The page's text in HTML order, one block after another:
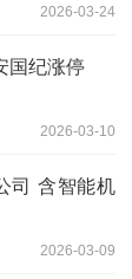
2026-03-24
国纪涨停
2026-03-10
司 含智能机
2026-03-09